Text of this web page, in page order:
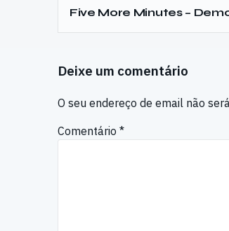
Five More Minutes –
Deixe um comentário
O seu endereço de email não
Comentário *